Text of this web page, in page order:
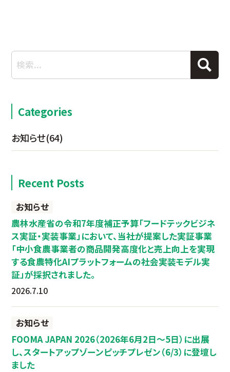
Categories
お知らせ(64)
Recent Posts
お知らせ
農林水産省の令和7年度補正予算「フードテックビジネ
ス実証・実装事業」において、当社が提案した実証事業
「中小食農事業者の商品開発高度化と売上向上を実現
する食農特化AIプラットフォームの社会実装モデル実
証」が採択されました。
2026.7.10
お知らせ
FOOMA JAPAN 2026（2026年6月2日～5日）に出展
し、スタートアップゾーンピッチプレゼン（6/3）に登壇し
ました